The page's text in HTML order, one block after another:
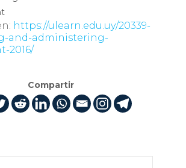
https://ulearn.edu.uy/20339-
and-administering-
2016/
Compartir